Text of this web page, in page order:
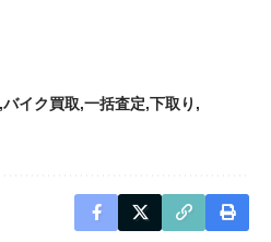
バイク買取 一括査定 下取り